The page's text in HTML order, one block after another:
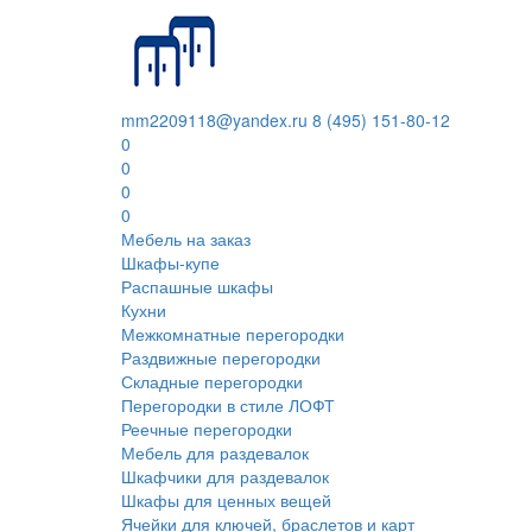
mm2209118@yandex.ru 8 (495) 151-80-12
0
0
0
0
Мебель на заказ
Шкафы-купе
Распашные шкафы
Кухни
Межкомнатные перегородки
Раздвижные перегородки
Складные перегородки
Перегородки в стиле ЛОФТ
Реечные перегородки
Мебель для раздевалок
Шкафчики для раздевалок
Шкафы для ценных вещей
Ячейки для ключей, браслетов и карт